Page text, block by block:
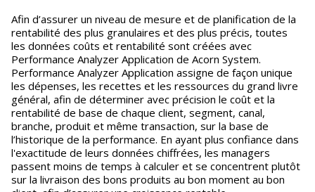
Afin d’assurer un niveau de mesure et de planification de la
rentabilité des plus granulaires et des plus précis, toutes
les données coûts et rentabilité sont créées avec
Performance Analyzer Application de Acorn System.
Performance Analyzer Application assigne de façon unique
les dépenses, les recettes et les ressources du grand livre
général, afin de déterminer avec précision le coût et la
rentabilité de base de chaque client, segment, canal,
branche, produit et même transaction, sur la base de
l’historique de la performance. En ayant plus confiance dans
l'exactitude de leurs données chiffrées, les managers
passent moins de temps à calculer et se concentrent plutôt
sur la livraison des bons produits au bon moment au bon